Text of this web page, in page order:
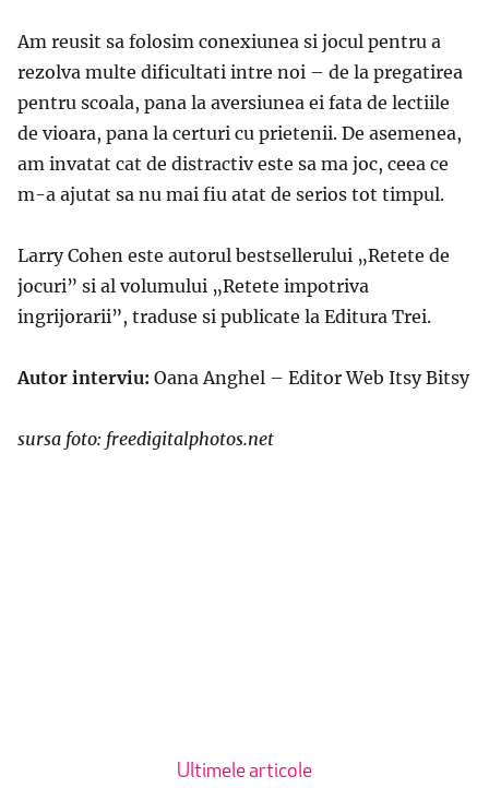
Am reusit sa folosim conexiunea si jocul pentru a
rezolva multe dificultati intre noi – de la pregatirea
pentru scoala, pana la aversiunea ei fata de lectiile
de vioara, pana la certuri cu prietenii. De asemenea,
am invatat cat de distractiv este sa ma joc, ceea ce
m-a ajutat sa nu mai fiu atat de serios tot timpul.
Larry Cohen este autorul bestsellerului „Retete de
jocuri” si al volumului „Retete impotriva
ingrijorarii”, traduse si publicate la Editura Trei.
Autor interviu: Oana Anghel – Editor Web Itsy Bitsy
sursa foto: freedigitalphotos.net
Ultimele articole